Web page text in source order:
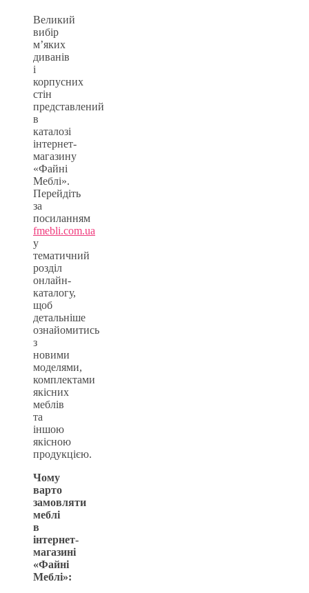
Великий
вибір
м’яких
диванів
і
корпусних
стін
представлений
в
каталозі
інтернет-
магазину
«Файні
Меблі».
Перейдіть
за
посиланням
fmebli.com.ua
у
тематичний
розділ
онлайн-
каталогу,
щоб
детальніше
ознайомитись
з
новими
моделями,
комплектами
якісних
меблів
та
іншою
якісною
продукцією.
Чому
варто
замовляти
меблі
в
інтернет-
магазині
«Файні
Меблі»: